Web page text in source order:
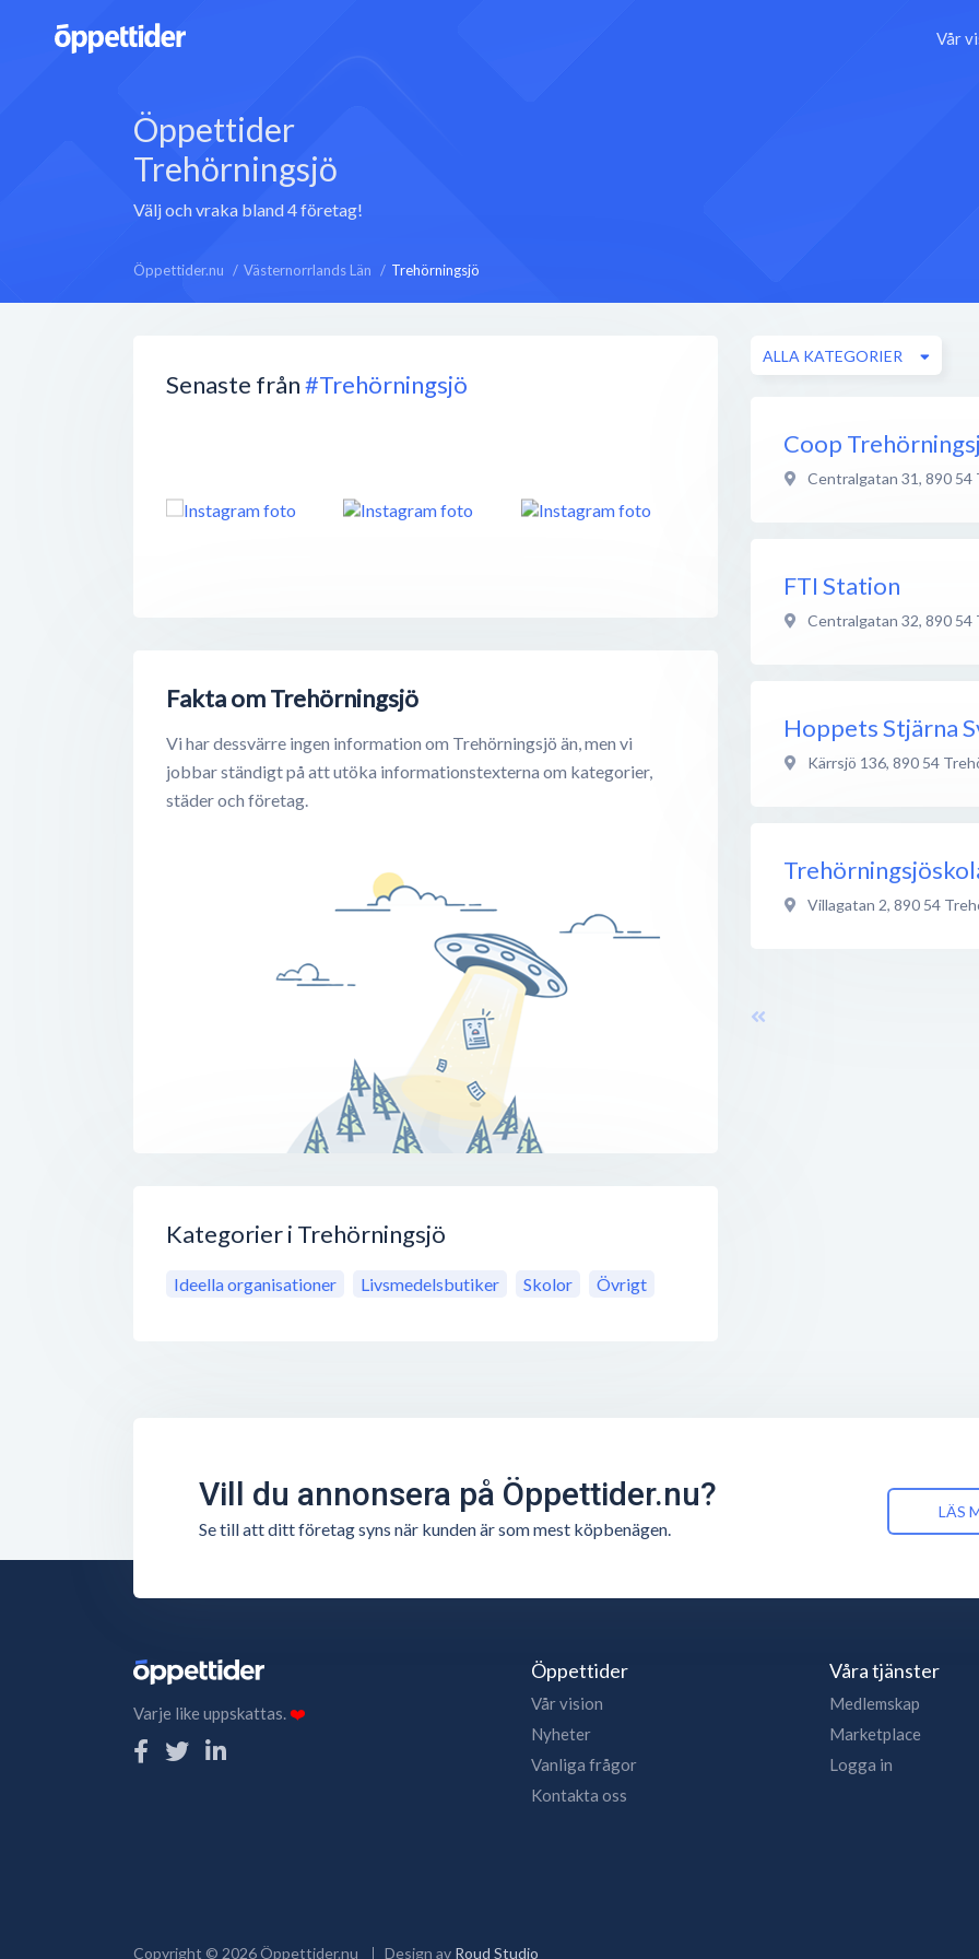
Vår
Öppettider
Trehörningsjö
Välj och vraka bland 4 företag!
Öppettider.nu Västernorrlands Län Trehörningsjö
Senaste från#Trehörningsjö
Fakta om Trehörningsjö
Vi har dessvärre ingen information om Trehörningsjö än, men vi
jobbar ständigt på att utöka informationstexterna om kategorier,
städer och företag.
Kategorier i Trehörningsjö
Ideella organisationer Livsmedelsbutiker Skolor Övrigt
ALLA KATEGORIER
Coop
Centralgatan 31, 890 54
FTI Station
Centralgatan 32, 890 54
Hoppets Stjärna
Kärrsjö 136, 890 54
Villagatan 2, 890 54
Vill du annonsera på Öppettider.nu?
Se till att ditt företag syns när kunden är som mest köpbenägen.
LÄS
Varje like uppskattas.❤️
Öppettider
Vår vision
Nyheter
Vanliga frågor
Kontakta oss
Våra tjänster
Medlemskap
Marketplace
Logga in
Copyright © 2026Öppettider.nu Design av Roud Studio